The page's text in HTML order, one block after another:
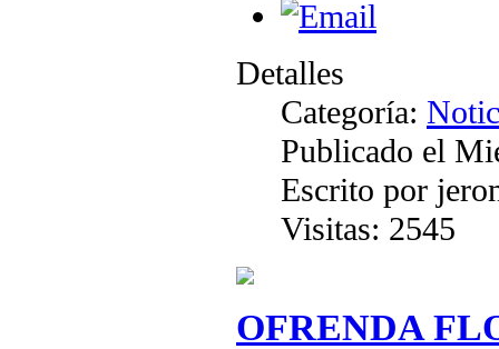
Detalles
Categoría:
Publicado el
Escrito por
Visitas: 2545
OFRENDA